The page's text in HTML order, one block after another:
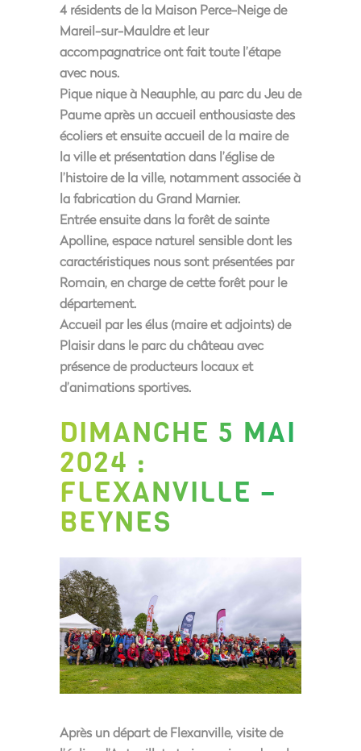
4 résidents de la Maison Perce-Neige de
Mareil-sur-Mauldre et leur
accompagnatrice ont fait toute l’étape
avec nous.
Pique nique à Neauphle, au parc du Jeu de
Paume après un accueil enthousiaste des
écoliers et ensuite accueil de la maire de
la ville et présentation dans l’église de
l’histoire de la ville, notamment associée à
la fabrication du Grand Marnier.
Entrée ensuite dans la forêt de sainte
Apolline, espace naturel sensible dont les
caractéristiques nous sont présentées par
Romain, en charge de cette forêt pour le
département.
Accueil par les élus (maire et adjoints) de
Plaisir dans le parc du château avec
présence de producteurs locaux et
d’animations sportives.
DIMANCHE 5 MAI
2024 :
FLEXANVILLE –
BEYNES
Après un départ de Flexanville, visite de